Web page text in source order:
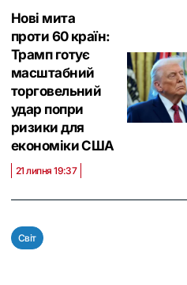
Нові мита
проти 60 країн:
Трамп готує
масштабний
торговельний
удар попри
ризики для
економіки США
21 липня 19:37
Світ